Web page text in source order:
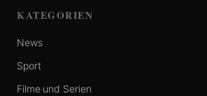
KATEGORIEN
News
Sport
Filme und Serien